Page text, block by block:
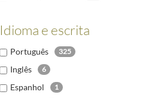
Idioma e escrita
Português 325
Inglês 6
Espanhol 1